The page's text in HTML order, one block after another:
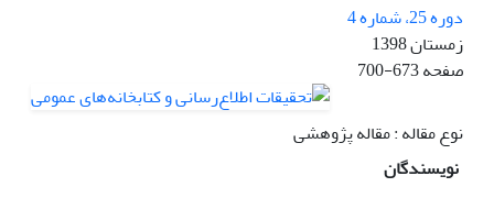
دوره 25، شماره 4
زمستان 1398
صفحه700-673
نوع مقاله : مقاله پژوهشی
نویسندگان